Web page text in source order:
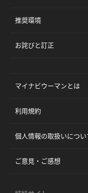
推奨環境
お詫びと訂正
マイナビウーマンとは
利用規約
個人情報の取扱いについ
ご意見・ご感想